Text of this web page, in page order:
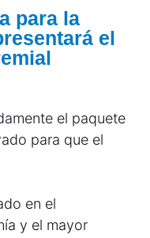
para la
el
el paquete
para que el
en el
y el mayor